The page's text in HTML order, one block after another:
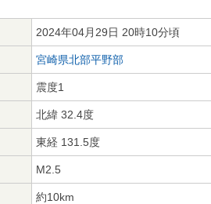
2024年04月29日 20時10分頃
宮崎県北部平野部
震度1
北緯 32.4度
東経 131.5度
M2.5
約10km